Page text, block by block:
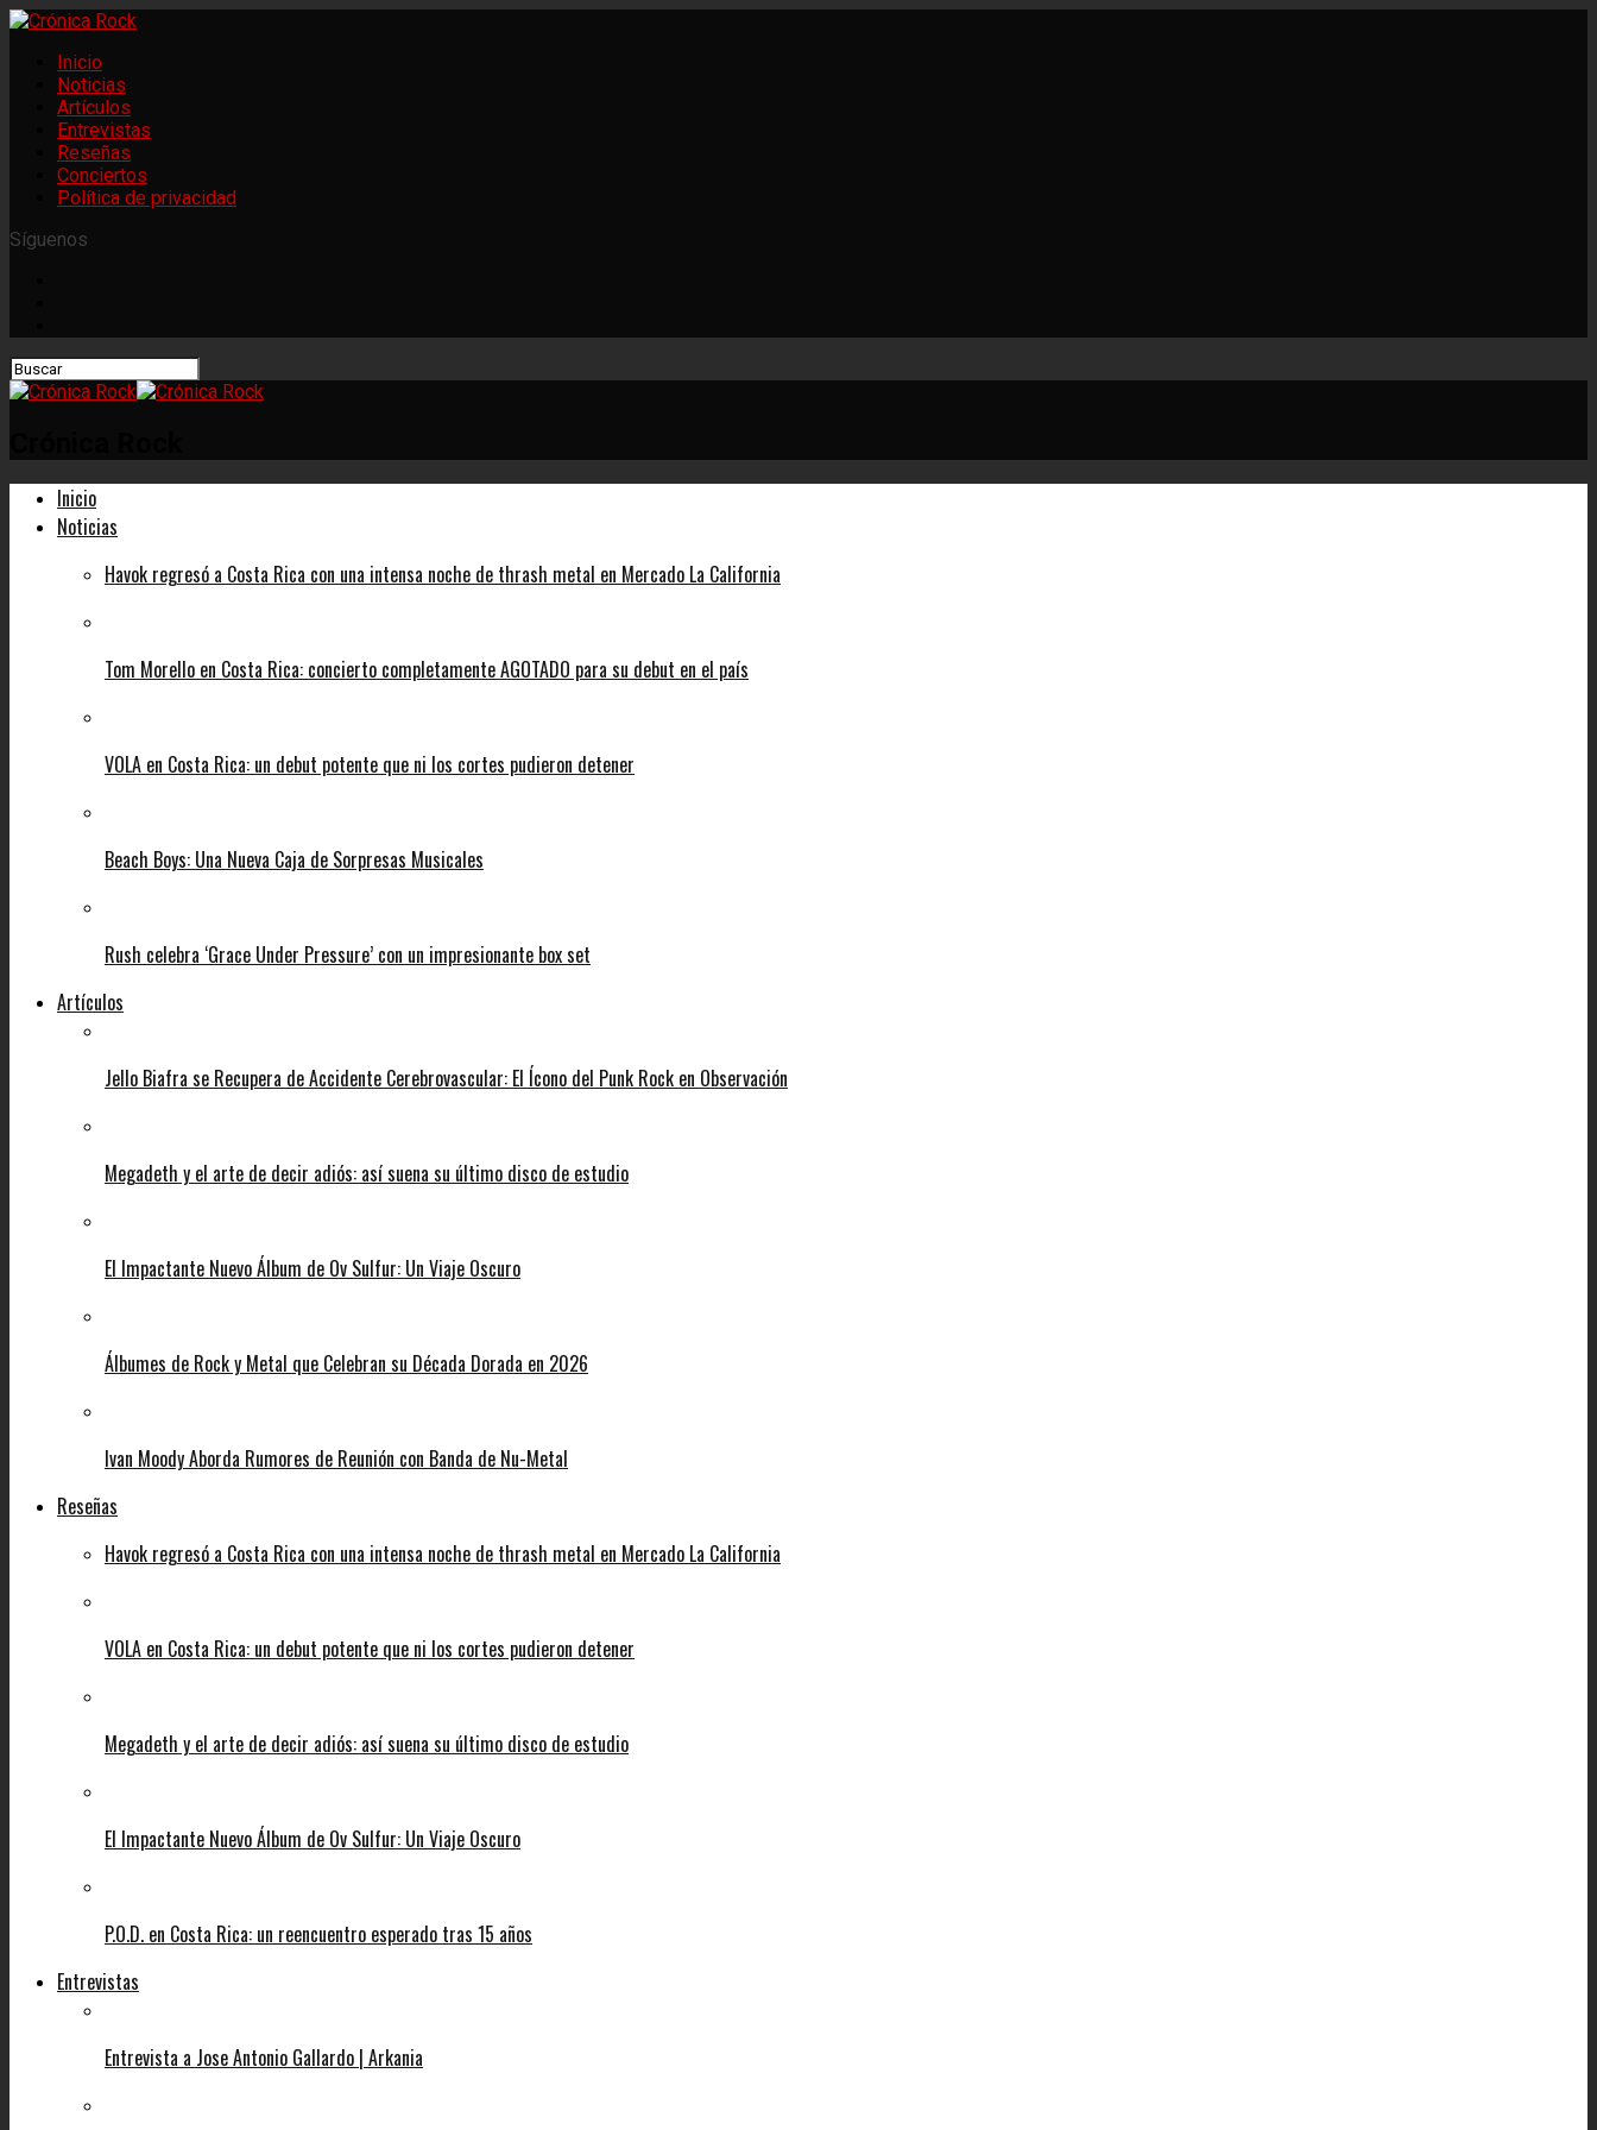
Inicio
Noticias
Artículos
Entrevistas
Reseñas
Conciertos
Política de privacidad
Síguenos
Inicio
Noticias
Havok regresó a Costa Rica con una intensa noche de thrash metal en Mercado La California
Tom Morello en Costa Rica: concierto completamente AGOTADO para su debut en el país
VOLA en Costa Rica: un debut potente que ni los cortes pudieron detener
Beach Boys: Una Nueva Caja de Sorpresas Musicales
Rush celebra ‘Grace Under Pressure’ con un impresionante box set
Artículos
Jello Biafra se Recupera de Accidente Cerebrovascular: El Ícono del Punk Rock en Observación
Megadeth y el arte de decir adiós: así suena su último disco de estudio
El Impactante Nuevo Álbum de Ov Sulfur: Un Viaje Oscuro
Álbumes de Rock y Metal que Celebran su Década Dorada en 2026
Ivan Moody Aborda Rumores de Reunión con Banda de Nu-Metal
Reseñas
Havok regresó a Costa Rica con una intensa noche de thrash metal en Mercado La California
VOLA en Costa Rica: un debut potente que ni los cortes pudieron detener
Megadeth y el arte de decir adiós: así suena su último disco de estudio
El Impactante Nuevo Álbum de Ov Sulfur: Un Viaje Oscuro
P.O.D. en Costa Rica: un reencuentro esperado tras 15 años
Entrevistas
Entrevista a Jose Antonio Gallardo | Arkania